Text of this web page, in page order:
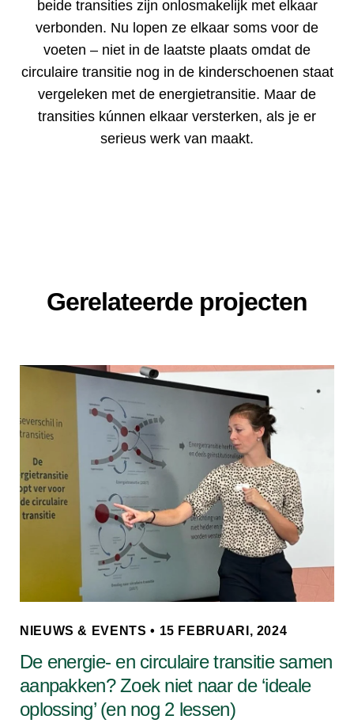
beide transities zijn onlosmakelijk met elkaar
verbonden. Nu lopen ze elkaar soms voor de
voeten – niet in de laatste plaats omdat de
circulaire transitie nog in de kinderschoenen staat
vergeleken met de energietransitie. Maar de
transities kúnnen elkaar versterken, als je er
serieus werk van maakt.
Gerelateerde projecten
NIEUWS & EVENTS • 15 FEBRUARI, 2024
De energie- en circulaire transitie samen
aanpakken? Zoek niet naar de ‘ideale
oplossing’ (en nog 2 lessen)